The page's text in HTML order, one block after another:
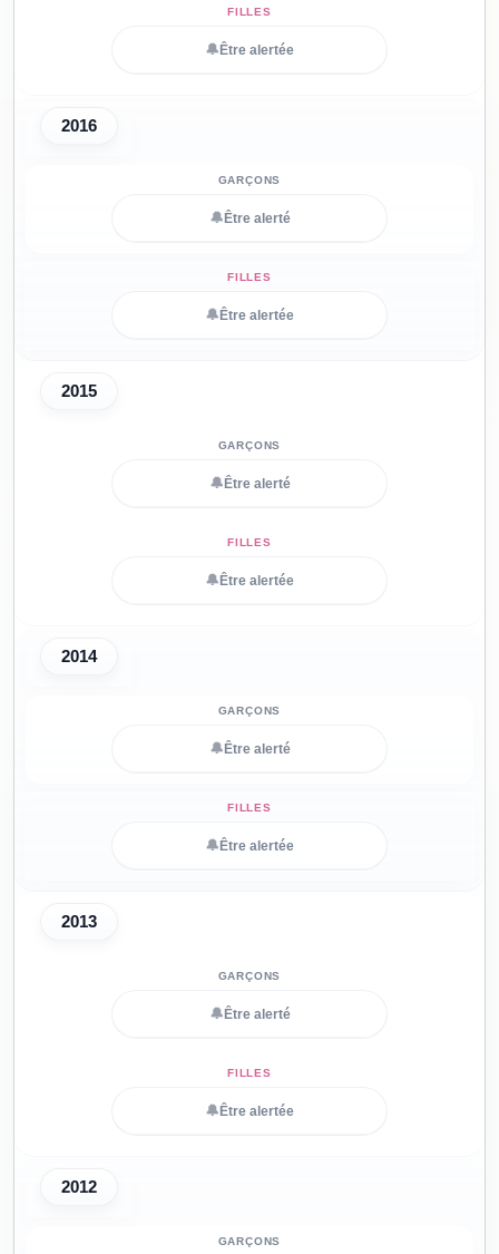
🔔 Être alertée
2016
🔔 Être alerté
🔔 Être alertée
2015
🔔 Être alerté
🔔 Être alertée
2014
🔔 Être alerté
🔔 Être alertée
2013
🔔 Être alerté
🔔 Être alertée
2012